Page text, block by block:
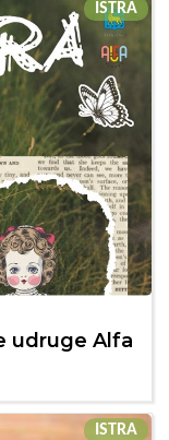
ISTRA
udruge Alfa
ISTRA